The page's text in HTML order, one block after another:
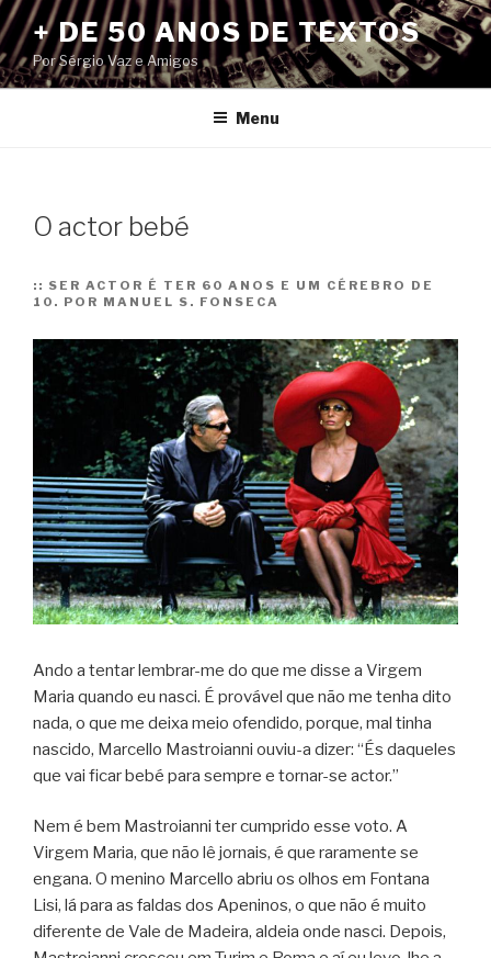
Pular
para
o
conteúdo
+ DE 50 ANOS DE TEXTOS
Por Sérgio Vaz e Amigos
Menu
O actor bebé
:: SER ACTOR É TER 60 ANOS E UM CÉREBRO DE
10. POR MANUEL S. FONSECA
Ando a tentar lembrar-me do que me disse a Virgem
Maria quando eu nasci. É provável que não me tenha dito
nada, o que me deixa meio ofendido, porque, mal tinha
nascido, Marcello Mastroianni ouviu-a dizer: “És daqueles
que vai ficar bebé para sempre e tornar-se actor.”
Nem é bem Mastroianni ter cumprido esse voto. A
Virgem Maria, que não lê jornais, é que raramente se
engana. O menino Marcello abriu os olhos em Fontana
Lisi, lá para as faldas dos Apeninos, o que não é muito
diferente de Vale de Madeira, aldeia onde nasci. Depois,